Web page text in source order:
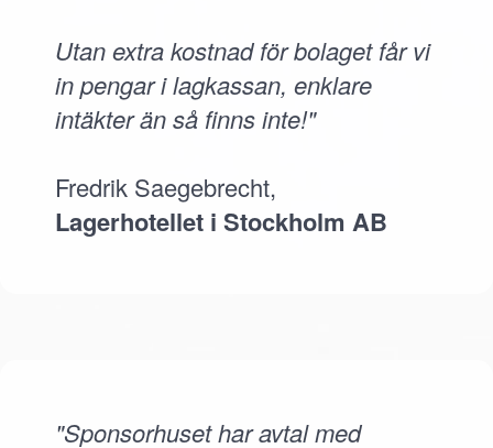
Utan extra kostnad för bolaget får vi
in pengar i lagkassan, enklare
intäkter än så finns inte!"
Fredrik Saegebrecht,
Lagerhotellet i Stockholm AB
"Sponsorhuset har avtal med